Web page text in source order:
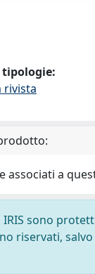
tipologie:
rivista
associati a
sono
riservati, salvo